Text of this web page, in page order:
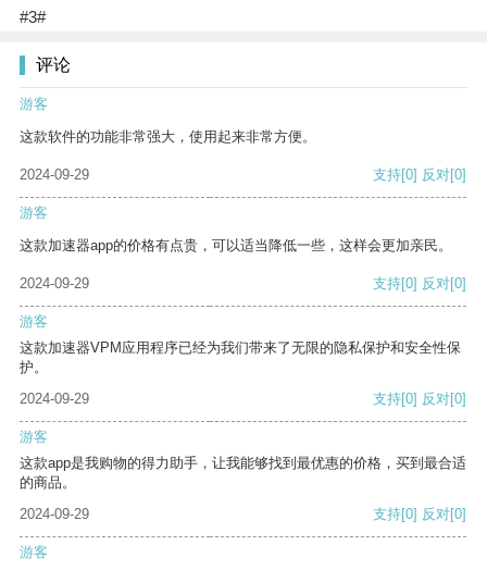
#3#
评论
游客
这款软件的功能非常强大，使用起来非常方便。
2024-09-29 支持[0] 反对[0]
游客
这款加速器app的价格有点贵，可以适当降低一些，这样会更加亲民。
2024-09-29 支持[0] 反对[0]
游客
这款加速器VPM应用程序已经为我们带来了无限的隐私保护和安全性保
护。
2024-09-29
支持[0] 反对[0]
游客
这款app是我购物的得力助手，让我能够找到最优惠的价格，买到最合适
的商品。
2024-09-29
支持[0] 反对[0]
游客